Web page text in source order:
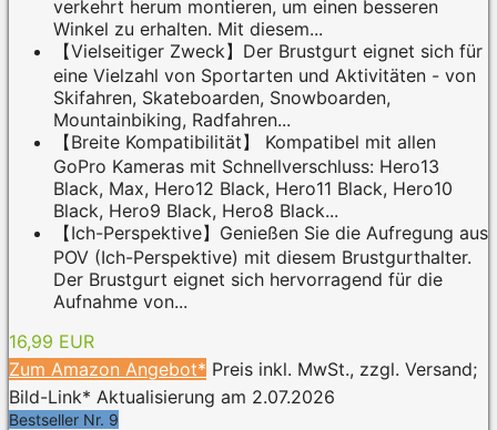
verkehrt herum montieren, um einen besseren
Winkel zu erhalten. Mit diesem...
【Vielseitiger Zweck】Der Brustgurt eignet sich für
eine Vielzahl von Sportarten und Aktivitäten - von
Skifahren, Skateboarden, Snowboarden,
Mountainbiking, Radfahren...
【Breite Kompatibilität】 Kompatibel mit allen
GoPro Kameras mit Schnellverschluss: Hero13
Black, Max, Hero12 Black, Hero11 Black, Hero10
Black, Hero9 Black, Hero8 Black...
【Ich-Perspektive】Genießen Sie die Aufregung aus
POV (Ich-Perspektive) mit diesem Brustgurthalter.
Der Brustgurt eignet sich hervorragend für die
Aufnahme von...
16,99 EUR
Zum Amazon Angebot* Preis inkl. MwSt., zzgl. Versand;
Bild-Link* Aktualisierung am 2.07.2026
Bestseller Nr. 9